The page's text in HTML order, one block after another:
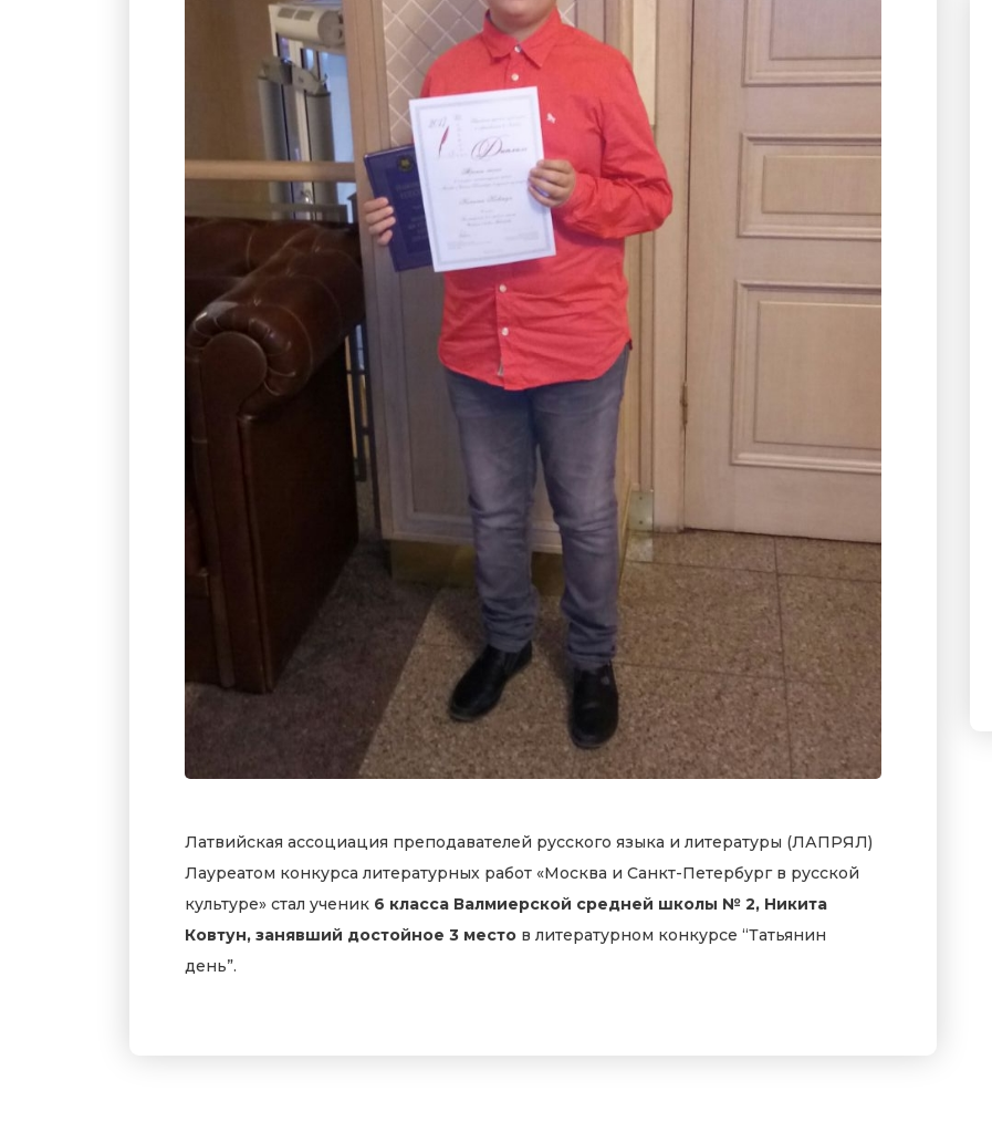
Латвийская ассоциация преподавателей русского языка и литературы (ЛАПРЯЛ)
Лауреатом конкурса литературных работ «Москва и Санкт-Петербург в русской
культуре» стал ученик 6 класса Валмиерской средней школы № 2, Никита
Ковтун, занявший достойное 3 место в литературном конкурсе “Татьянин
день”.